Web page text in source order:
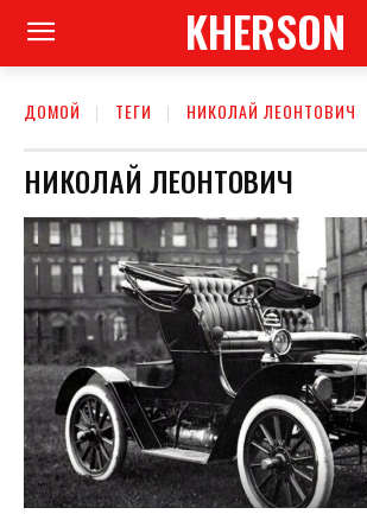
KHERSON
ДОМОЙ ТЕГИ НИКОЛАЙ ЛЕОНТОВИЧ
НИКОЛАЙ ЛЕОНТОВИЧ